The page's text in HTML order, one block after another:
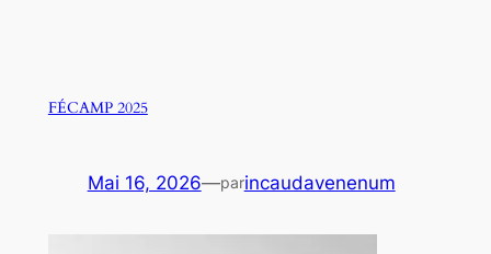
FÉCAMP 2025
Mai 16, 2026—parincaudavenenum